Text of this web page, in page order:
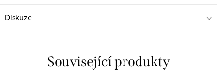
Diskuze
Související produkty